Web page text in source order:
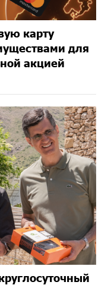
карту
для
акцией